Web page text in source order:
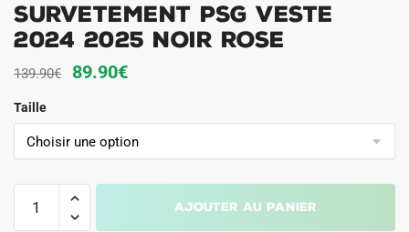
Survetement PSG Veste
2024 2025 Noir Rose
139.90€
Le
initial
était :
89.90€Le
actuel
est :
Taille
Ajouter au panier